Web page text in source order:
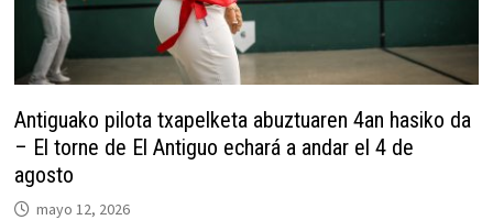
Antiguako pilota txapelketa abuztuaren 4an hasiko da
– El torne de El Antiguo echará a andar el 4 de
agosto
mayo 12, 2026